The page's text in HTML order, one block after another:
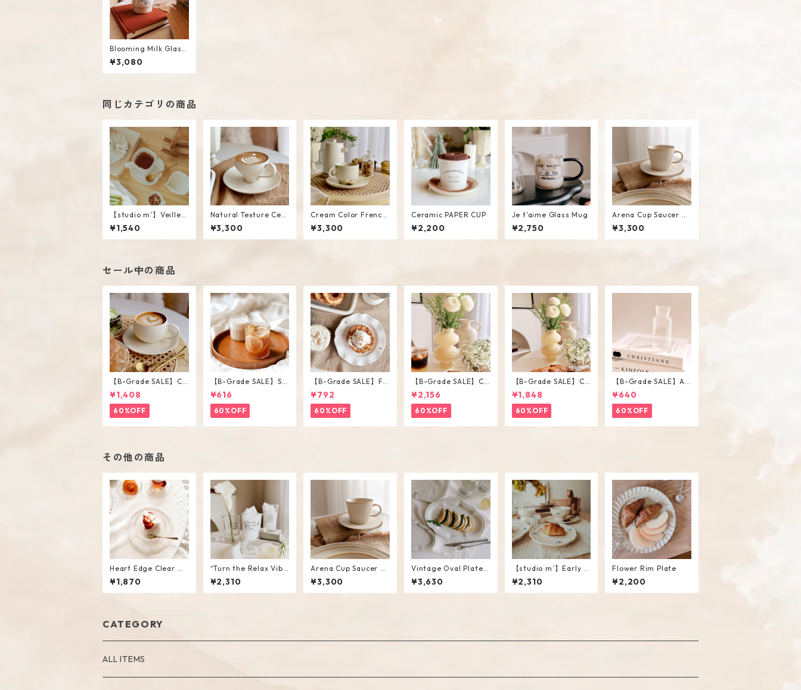
Blooming Milk Glass
Mug
¥3,080
同じカテゴリの商品
【studio m’】Veillee
Plate #White
¥1,540
Natural Texture Cer
amic Cup Saucer Set
¥3,300
Cream Color French
Styling Cup Saucer S
et
¥3,300
Ceramic PAPER CUP
¥2,200
Je t’aime Glass Mug
¥2,750
Arena Cup Saucer Se
t
¥3,300
セール中の商品
【B-Grade SALE】Cr
eam Color Round Sh
ape Cup Saucer Set
¥1,408
60%OFF
【B-Grade SALE】Str
iped Short Glass / M
¥616
60%OFF
【B-Grade SALE】Fri
ll Plate
¥792
60%OFF
【B-Grade SALE】Ch
ubby Vase / L
¥2,156
60%OFF
【B-Grade SALE】Ch
ubby Vase / M
¥1,848
60%OFF
【B-Grade SALE】An
tique Flower Vase #
C
¥640
60%OFF
その他の商品
Heart Edge Clear Gl
ass Plate
¥1,870
“Turn the Relax Vibe
s On” Glass Tumbler
¥2,310
Arena Cup Saucer Se
t
¥3,300
Vintage Oval Plate /
L
¥3,630
【studio m’】Early Bi
rd Round Plate / S
¥2,310
Flower Rim Plate
¥2,200
CATEGORY
ALL ITEMS